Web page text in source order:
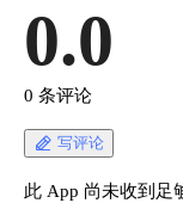
0.0
0 条评论
写评论
此 App 尚未收到足